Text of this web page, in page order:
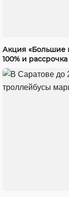
Акция «Большие
100% и